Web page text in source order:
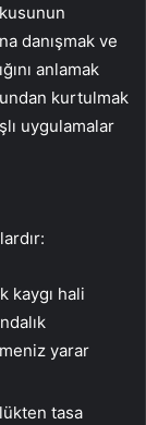
danışmak ve
anlamak
kurtulmak
uygulamalar
kaygı hali
yarar
tasa